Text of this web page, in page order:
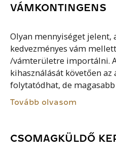
VÁMKONTINGENS
Olyan mennyiséget
kedvezményes vám
/vámterületre importálni.
kihasználását követően
folytatódhat, de
Tovább olvasom
CSOMAGKÜLDŐ